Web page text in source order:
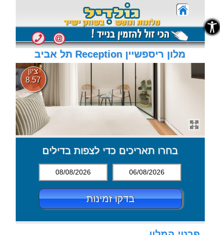
מלון ריספשיין Reception תל אביב
ציון
8.57
בחרו תאריכים כדי לצפות בדילים
08/08/2026 06/08/2026
בדקו זמינות
נגישות
נגישות